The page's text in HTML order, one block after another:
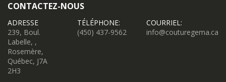
CONTACTEZ-NOUS
ADRESSE
239, Boul.
Labelle, ,
Rosemère,
Québec, J7A
2H3
TÉLÉPHONE:
(450) 437-9562
COURRIEL:
info@couturegema.ca